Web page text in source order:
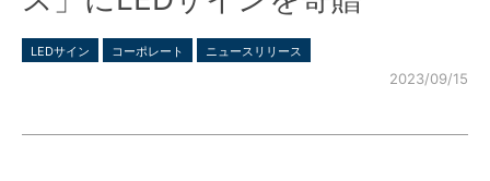
LEDサイン コーポレート ニュースリリース
2023/09/15